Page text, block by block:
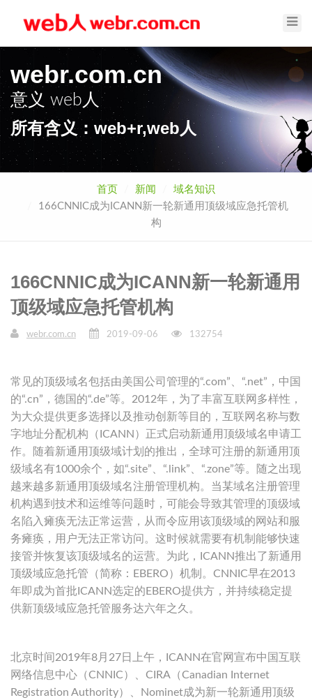
webr.com.cn
意义web人
所有含义：web+r,web人
首页 新闻
域名知识
166CNNIC成为ICANN新一轮新通用顶级域应急托管机
构
166CNNIC成为ICANN新一轮新通用
顶级域应急托管机构
webr.com.cn 2019-09-06 132754
常见的顶级域名包括由美国公司管理的“.com”、“.net”，中国
的“.cn”，德国的“.de”等。2012年，为了丰富互联网多样性，
为大众提供更多选择以及推动创新等目的，互联网名称与数
字地址分配机构（ICANN）正式启动新通用顶级域名申请工
作。随着新通用顶级域计划的推出，全球可注册的新通用顶
级域名有1000余个，如“.site”、“.link”、“.zone”等。随之出现
越来越多新通用顶级域名注册管理机构。当某域名注册管理
机构遇到技术和运维等问题时，可能会导致其管理的顶级域
名陷入瘫痪无法正常运营，从而令应用该顶级域的网站和服
务瘫痪，用户无法正常访问。这时候就需要有机制能够快速
接管并恢复该顶级域名的运营。为此，ICANN推出了新通用
顶级域应急托管（简称：EBERO）机制。CNNIC早在2013
年即成为首批ICANN选定的EBERO提供方，并持续稳定提
供新顶级域应急托管服务达六年之久。
北京时间2019年8月27日上午，ICANN在官网宣布中国互联
网络信息中心（CNNIC）、CIRA（Canadian Internet
Registration Authority）、Nominet成为新一轮新通用顶级